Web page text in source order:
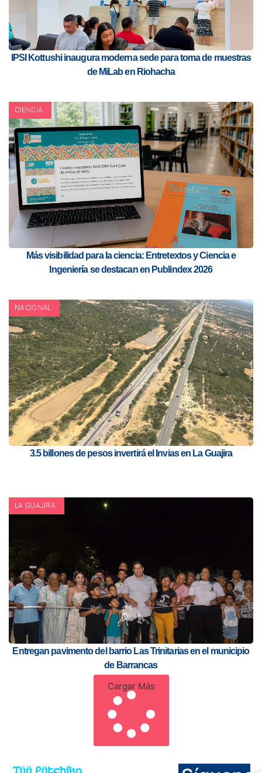
IPSI Kottushi inaugura moderna sede para toma de muestras
de MiLab en Riohacha
CIENCIA
Más visibilidad para la ciencia: Entretextos y Ciencia e
Ingeniería se destacan en Publindex 2026
NACIONAL
3.5 billones de pesos invertirá el Invias en La Guajira
LA GUAJIRA
Entregan pavimento del barrio Las Trinitarias en el municipio
de Barrancas
Cargar Más